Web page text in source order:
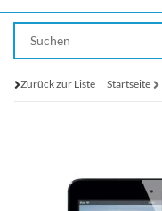
Zurück zur Liste Startseite